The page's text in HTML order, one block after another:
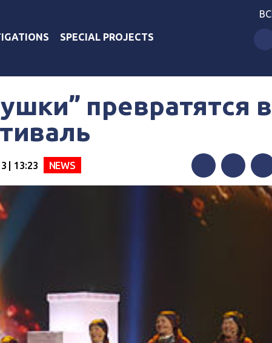
SPECIAL PROJECTS
превратятся в
| 13:23 NEWS
FacebookTwitter